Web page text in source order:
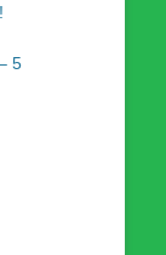
5